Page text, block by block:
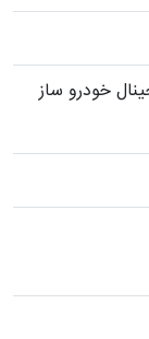
خودرو ساز